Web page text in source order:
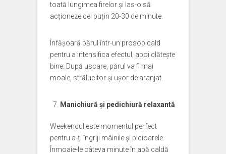
toată lungimea firelor și las-o să
acționeze cel puțin 20-30 de minute.
Înfășoară părul într-un prosop cald
pentru a intensifica efectul, apoi clătește
bine. După uscare, părul va fi mai
moale, strălucitor și ușor de aranjat.
Manichiură și pedichiură relaxantă
Weekendul este momentul perfect
pentru a-ți îngriji mâinile și picioarele.
Înmoaie-le câteva minute în apă caldă